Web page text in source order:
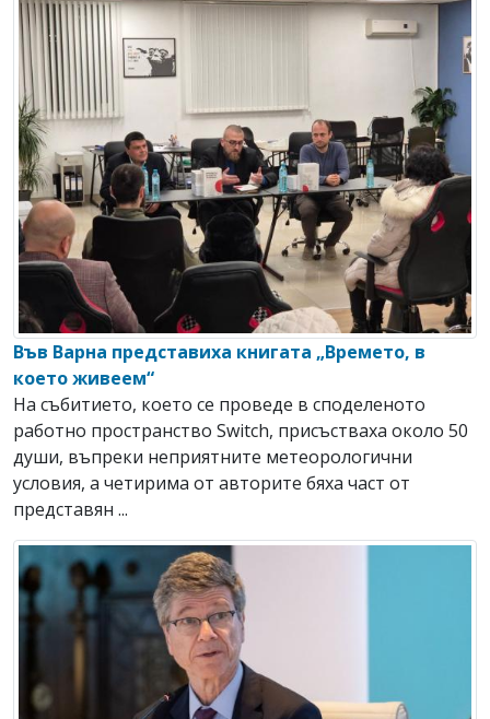
Във Варна представиха книгата „Времето, в
което живеем“
На събитието, което се проведе в споделеното
работно пространство Switch, присъстваха около 50
души, въпреки неприятните метеорологични
условия, а четирима от авторите бяха част от
представян ...